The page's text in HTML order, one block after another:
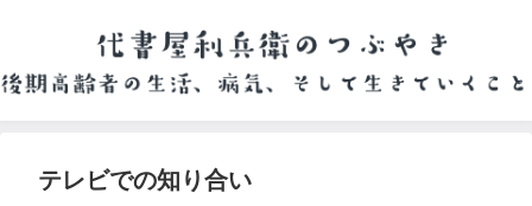
テレビでの知り合い